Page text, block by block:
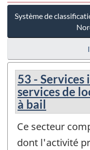
Système de
53 -
services de
à bail
Ce secteur
dont l'activité